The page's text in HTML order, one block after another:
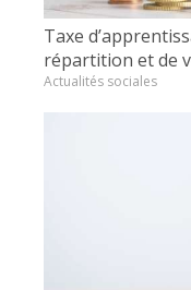
Taxe
répartition et de
Actualités sociales